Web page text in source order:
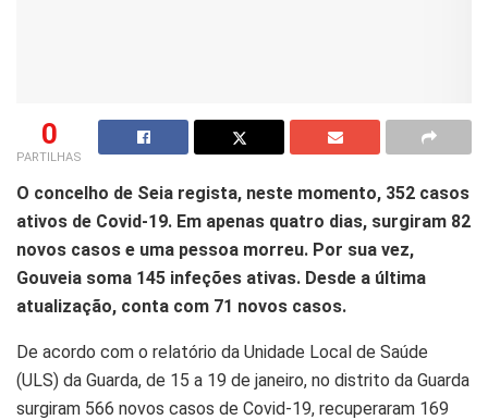
0
PARTILHAS
O concelho de Seia regista, neste momento, 352 casos
ativos de Covid-19. Em apenas quatro dias, surgiram 82
novos casos e uma pessoa morreu. Por sua vez,
Gouveia soma 145 infeções ativas. Desde a última
atualização, conta com 71 novos casos.
De acordo com o relatório da Unidade Local de Saúde
(ULS) da Guarda, de 15 a 19 de janeiro, no distrito da Guarda
surgiram 566 novos casos de Covid-19, recuperaram 169